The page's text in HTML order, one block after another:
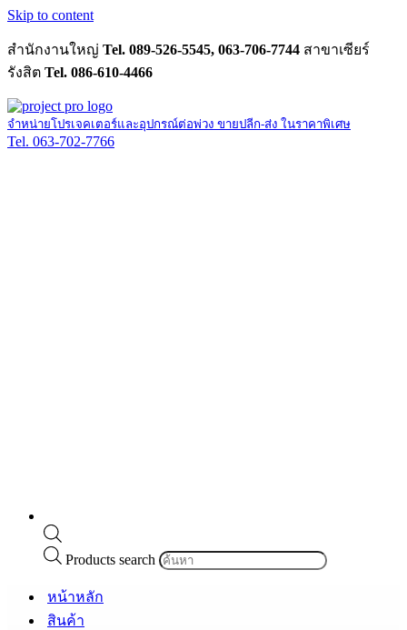
Skip to content
สำนักงานใหญ่ Tel. 089-526-5545, 063-706-7744 สาขาเซียร์
รังสิต Tel. 086-610-4466
จำหน่ายโปรเจคเตอร์และอุปกรณ์ต่อพ่วง ขายปลีก-ส่ง ในราคาพิเศษ
Tel. 063-702-7766
Products search
หน้าหลัก
สินค้า